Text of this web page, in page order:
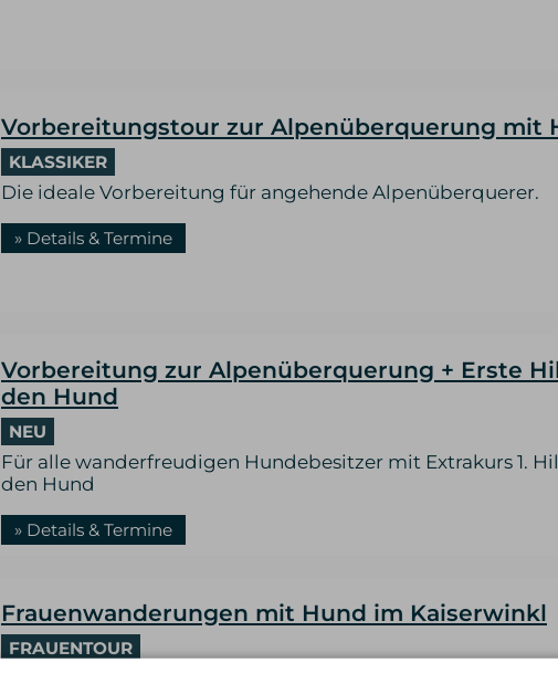
Vorbereitungstour zur Alpenüberquerung mit
KLASSIKER
Die ideale Vorbereitung für angehende Alpenüberquerer.
» Details & Termine
Vorbereitung zur Alpenüberquerung + Erste
den Hund
NEU
Für alle wanderfreudigen Hundebesitzer mit Extrakurs 1.
den Hund
» Details & Termine
Frauenwanderungen mit Hund im Kaiserwinkl
FRAUENTOUR